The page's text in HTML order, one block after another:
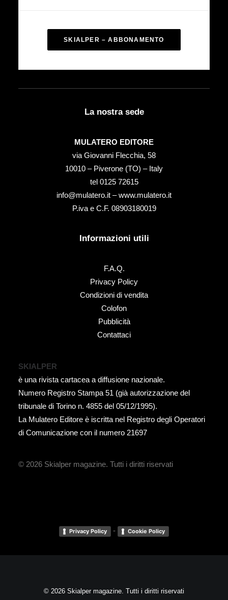
SKIALPER – ABBONAMENTO
La nostra sede
MULATERO EDITORE
via Giovanni Flecchia, 58
10010 – Piverone (TO) – Italy
tel ‭0125 72615‬
info@mulatero.it –www.mulatero.it
P.iva e C.F. 08903180019
Informazioni utili
F.A.Q.
Privacy Policy
Condizioni di vendita
Colofon
Pubblicità
Contattaci
SKIALPER
è una rivista cartacea a diffusione nazionale.
Numero Registro Stampa 51 (già autorizzazione del
tribunale di Torino n. 4855 del 05/12/1995).
La Mulatero Editore è iscritta nel Registro degli Operatori
di Comunicazione con il numero 21697
© 2026 Skialper magazine. Tutti i diritti riservati
Privacy Policy - Cookie Policy
© 2026 Skialper magazine. Tutti i diritti riservati